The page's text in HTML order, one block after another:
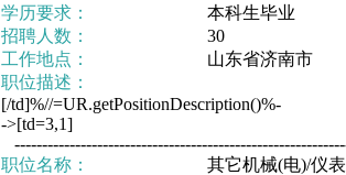
学历要求：
本科生毕业
招聘人数：
30
工作地点：
山东省济南市
职位描述：
[/td]%//=UR.getPositionDescription()%-
->[td=3,1]
职位名称：
其它机械(电)/仪